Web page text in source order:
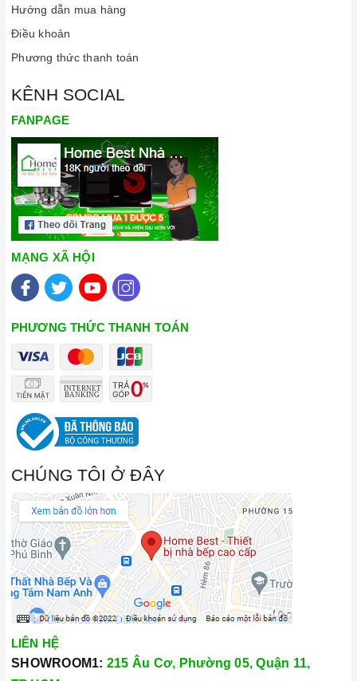
Hướng dẫn mua hàng
Điều khoản
Phương thức thanh toán
KÊNH SOCIAL
FANPAGE
MẠNG XÃ HỘI
PHƯƠNG THỨC THANH TOÁN
CHÚNG TÔI Ở ĐÂY
LIÊN HỆ
SHOWROOM1: 215 Âu Cơ, Phường 05, Quận 11,